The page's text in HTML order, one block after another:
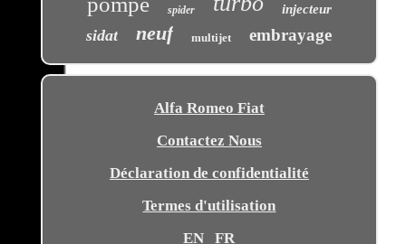
spider injecteur
sidat neuf multijet embrayage
Alfa Romeo Fiat
Contactez Nous
Déclaration de confidentialité
Termes d'utilisation
EN
FR